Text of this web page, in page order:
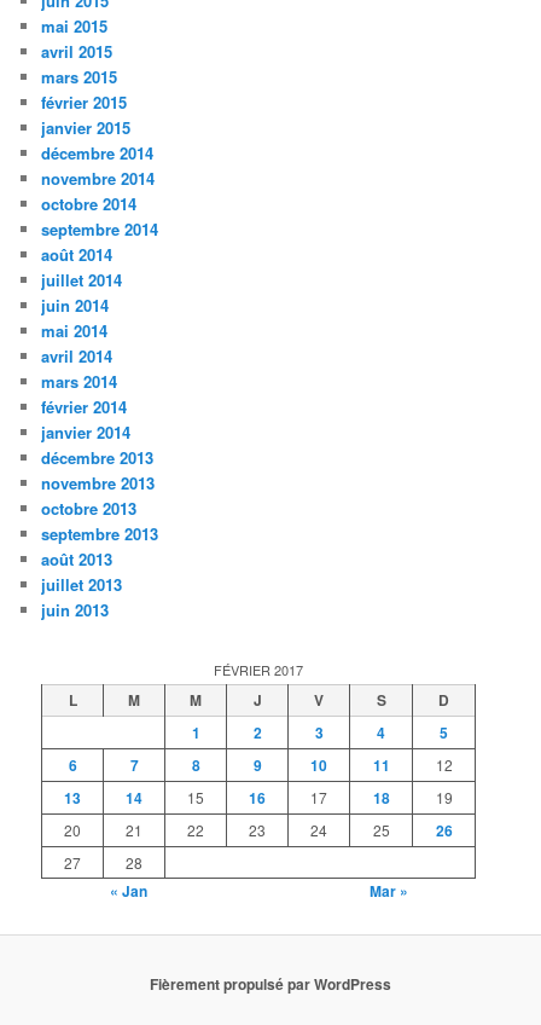
mai 2015
avril 2015
mars 2015
février 2015
janvier 2015
décembre 2014
novembre 2014
octobre 2014
septembre 2014
août 2014
juillet 2014
juin 2014
mai 2014
avril 2014
mars 2014
février 2014
janvier 2014
décembre 2013
novembre 2013
octobre 2013
septembre 2013
août 2013
juillet 2013
juin 2013
FÉVRIER 2017
L M M J V S
D
1
2 3 4
5
6
7 8 9 10 11 12
13 14 15 16 17 18
19
20
21 22 23 24 25 26
27 28
« Jan Mar »
Fièrement propulsé par WordPress